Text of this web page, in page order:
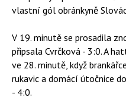
vlastní gól obránkyně
V 19. minutě se prosadila
připsala Cvrčková - 3:0. A
ve 28. minutě, když
rukavic a domácí útočnice
- 4:0.